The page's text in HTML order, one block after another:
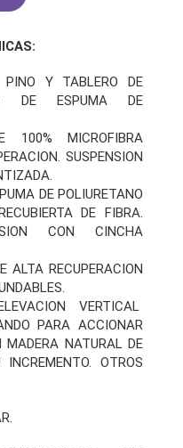
Y TABLERO DE
DE ESPUMA DE
100% MICROFIBRA
SUSPENSION
DE POLIURETANO
DE FIBRA.
CON CINCHA
ALTA RECUPERACION
VERTICAL
PARA ACCIONAR
MADERA NATURAL DE
OTROS